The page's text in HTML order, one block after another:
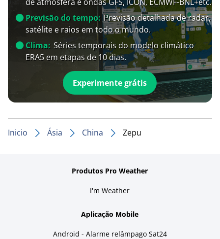
Previsão do tempo: Previsão detalhada de radar,
satélite e raios em todo o mundo.
Clima: Séries temporais do modelo climático
ERA5 em etapas de 10 dias.
Experimente grátis
Inicio Ásia China Zepu
Produtos Pro Weather
I'm Weather
Aplicação Mobile
Android - Alarme relâmpago Sat24